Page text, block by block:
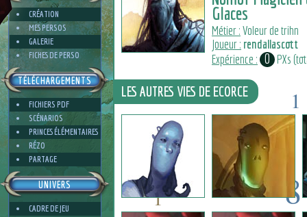
CRÉATION
MES PERSOS
GALERIE
FICHES DE PERSO
TÉLÉCHARGEMENTS
FICHIERS PDF
SCÉNARIOS
PRINCES ÉLÉMENTAIRES
RÉZO
PARTAGE
UNIVERS
CADRE DE JEU
Glaces
Métier :Voleur de trihn
Joueur : rendallascott
Expérience : 0 PXs
8
1
4
1
LES AUTRES VIES DE ECORCE